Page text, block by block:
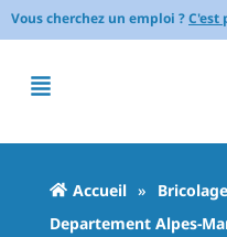
Vous cherchez un emploi ?C'est
Accueil »
Departement Alpes-